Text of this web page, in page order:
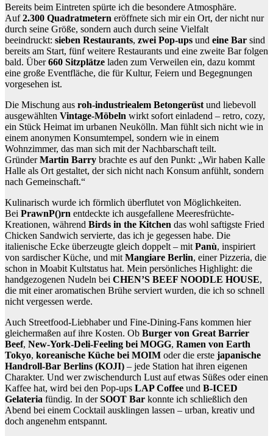
Bereits beim Eintreten spürte ich die besondere Atmosphäre.
Auf2.300 Quadratmetern eröffnete sich mir ein Ort, der nicht nur
durch seine Größe, sondern auch durch seine Vielfalt
beeindruckt: sieben Restaurants, zwei Pop-ups und eine Bar sind
bereits am Start, fünf weitere Restaurants und eine zweite Bar folgen
bald. Über660 Sitzplätze laden zum Verweilen ein, dazu kommt
eine große Eventfläche, die für Kultur, Feiern und Begegnungen
vorgesehen ist.
Die Mischung aus roh-industriealem Betongerüstund liebevoll
ausgewählten Vintage-Möbeln wirkt sofort einladend – retro, cozy,
ein Stück Heimat im urbanen Neukölln. Man fühlt sich nicht wie in
einem anonymen Konsumtempel, sondern wie in einem
Wohnzimmer, das man sich mit der Nachbarschaft teilt.
GründerMartin Barry brachte es auf den Punkt: „Wir haben Kalle
Halle als Ort gestaltet, der sich nicht nach Konsum anfühlt, sondern
nach Gemeinschaft.“
Kulinarisch wurde ich förmlich überflutet von Möglichkeiten.
Bei PrawnP()rn entdeckte ich ausgefallene Meeresfrüchte-
Kreationen, während Birds in the Kitchen das wohl saftigste Fried
Chicken Sandwich servierte, das ich je gegessen habe. Die
italienische Ecke überzeugte gleich doppelt – mitPanù, inspiriert
von sardischer Küche, und mitMangiare Berlin, einer Pizzeria, die
schon in Moabit Kultstatus hat. Mein persönliches Highlight: die
handgezogenen Nudeln bei CHEN’S BEEF NOODLE HOUSE,
die mit einer aromatischen Brühe serviert wurden, die ich so schnell
nicht vergessen werde.
Auch Streetfood-Liebhaber und Fine-Dining-Fans kommen hier
gleichermaßen auf ihre Kosten. Ob Burger von Great Barrier
Beef, New-York-Deli-Feeling bei MOGG, Ramen von Earth
Tokyo, koreanische Küche bei MOIM oder die erste japanische
Handroll-Bar Berlins (KOJI) – jede Station hat ihren eigenen
Charakter. Und wer zwischendurch Lust auf etwas Süßes oder einen
Kaffee hat, wird bei den Pop-ups LAP Coffee und B-ICED
Gelateria fündig. In derSOOT Bar konnte ich schließlich den
Abend bei einem Cocktail ausklingen lassen – urban, kreativ und
doch angenehm entspannt.